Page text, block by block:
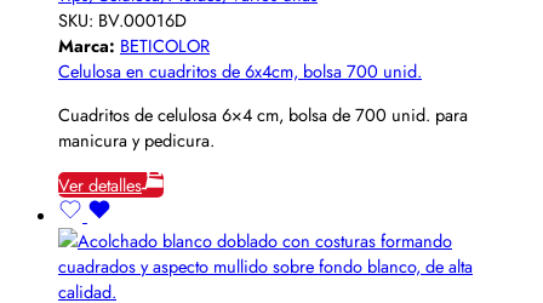
SKU: BV.00016D
Marca: BETICOLOR
Celulosa en cuadritos de 6x4cm, bolsa 700 unid.
Cuadritos de celulosa 6×4 cm, bolsa de 700 unid. para
manicura y pedicura.
Ver detalles